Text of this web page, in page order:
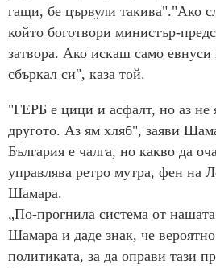
гащи, бе цървули такива"."Ако
който боготвори министър-
затвора. Ако искаш само евнуси
сбъркал си", каза той.
"ГЕРБ е цици и асфалт, но аз не
другото. Аз ям хляб", заяви
България е чалга, но какво да
управлява ретро мутра, фен на
Шамара.
„По-прогнила система от
Шамара и даде знак, че
политиката, за да оправи тази